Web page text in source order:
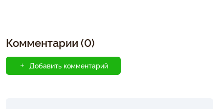
Комментарии (0)
Добавить комментарий